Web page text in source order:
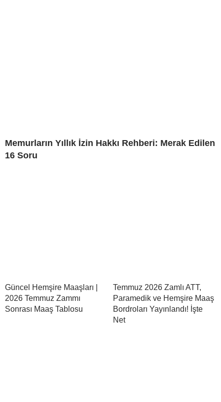
Memurların Yıllık İzin Hakkı Rehberi: Merak Edilen
16 Soru
Güncel Hemşire Maaşları |
2026 Temmuz Zammı
Sonrası Maaş Tablosu
Temmuz 2026 Zamlı ATT,
Paramedik ve Hemşire Maaş
Bordroları Yayınlandı! İşte
Net